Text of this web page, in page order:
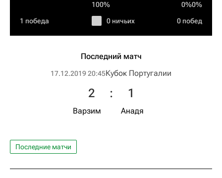
100% 0%0%
1 победа 0 ничьих 0 побед
Последний матч
17.12.2019 20:45Кубок Португалии
Варзим
2 : 1
Анадя
Последние матчи